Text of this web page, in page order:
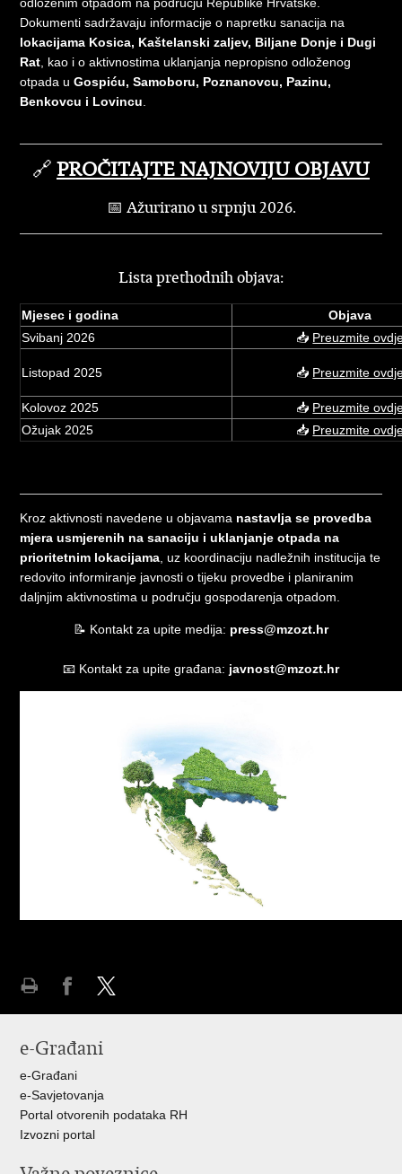
Dokumenti sadržavaju informacije o napretku sanacija na
lokacijama Kosica, Kaštelanski zaljev, Biljane Donje i Dugi
Rat , kao i o aktivnostima uklanjanja nepropisno odloženog
otpada uGospiću, Samoboru, Poznanovcu, Pazinu,
Benkovcu i Lovincu
🔗 PROČITAJTE NAJNOVIJU OBJAVU
📅 Ažurirano u srpnju 2026.
Lista prethodnih objava:
Mjesec i godina
Objava
Svibanj 2026
📥 Preuzmite
Listopad 2025 📥 Preuzmite
Kolovoz 2025 📥 Preuzmite
Ožujak 2025
📥 Preuzmite
Kroz aktivnosti navedene u objavama nastavlja se provedba
mjera usmjerenih na sanaciju i uklanjanje otpada na
prioritetnim lokacijama , uz koordinaciju nadležnih institucija te
redovito informiranje javnosti o tijeku provedbe i planiranim
daljnjim aktivnostima u području gospodarenja otpadom.
📝 Kontakt za upite medija: press@mzozt.hr
📧 Kontakt za upite građana: javnost@mzozt.hr
FacebookuTwitteru
e-Građani
e-Građani
e-Savjetovanja
Portal otvorenih podataka RH
Izvozni portal